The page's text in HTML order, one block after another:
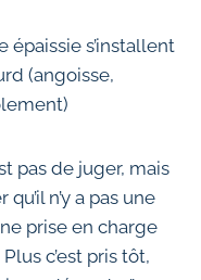
épaissie s’installent
(angoisse,
pas de juger, mais
n’y a pas une
prise en charge
c’est pris tôt,